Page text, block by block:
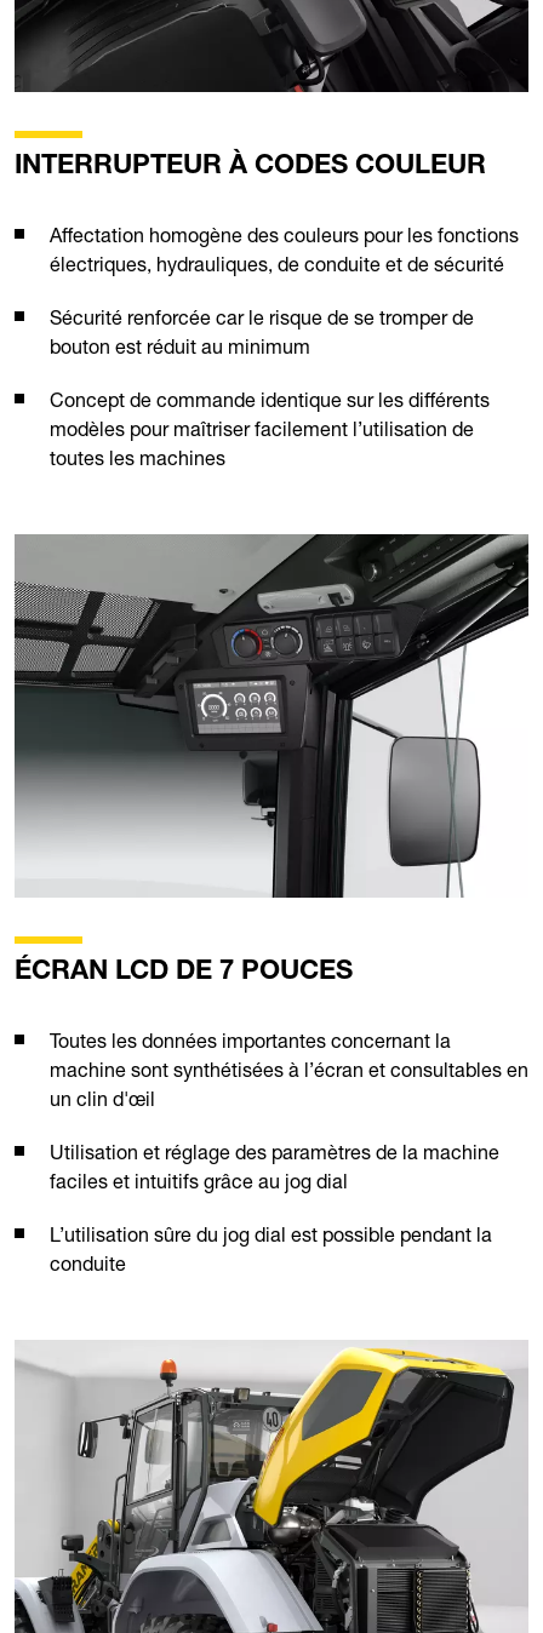
INTERRUPTEUR À CODES COULEUR
Affectation homogène des couleurs pour les fonctions
électriques, hydrauliques, de conduite et de sécurité
Sécurité renforcée car le risque de se tromper de
bouton est réduit au minimum
Concept de commande identique sur les différents
modèles pour maîtriser facilement l’utilisation de
toutes les machines
ÉCRAN LCD DE 7 POUCES
Toutes les données importantes concernant la
machine sont synthétisées à l’écran et consultables en
un clin d'œil
Utilisation et réglage des paramètres de la machine
faciles et intuitifs grâce au jog dial
L’utilisation sûre du jog dial est possible pendant la
conduite